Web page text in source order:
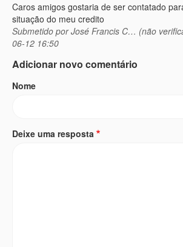
Caros amigos gostaria de ser contatado
situação do meu credito
Submetido porJosé Francis C… (não
06-12 16:50
Adicionar novo comentário
Nome
Deixe uma resposta